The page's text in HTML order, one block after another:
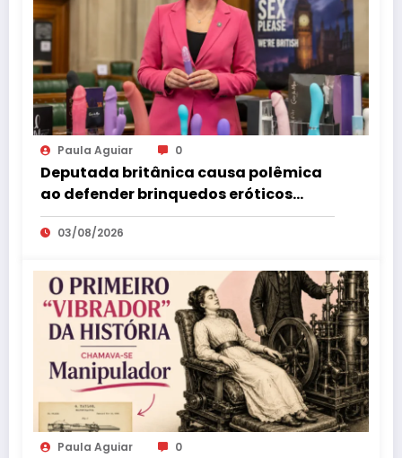
Paula Aguiar 0
Deputada britânica causa polêmica
ao defender brinquedos eróticos
como parte da educação sexual
03/08/2026
Paula Aguiar 0